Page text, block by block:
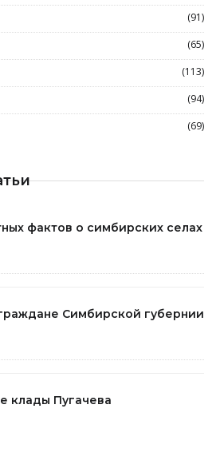
(91)
(65)
(113)
(94)
(69)
фактов о симбирских селах
Симбирской губернии
клады Пугачева